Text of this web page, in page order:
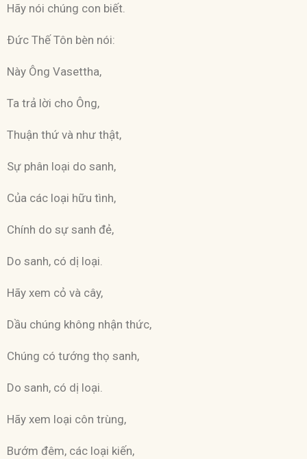
Hãy nói chúng con biết.
Ðức Thế Tôn bèn nói:
Này Ông Vasettha,
Ta trả lời cho Ông,
Thuận thứ và như thật,
Sự phân loại do sanh,
Của các loại hữu tình,
Chính do sự sanh đẻ,
Do sanh, có dị loại.
Hãy xem cỏ và cây,
Dầu chúng không nhận thức,
Chúng có tướng thọ sanh,
Do sanh, có dị loại.
Hãy xem loại côn trùng,
Bướm đêm, các loại kiến,